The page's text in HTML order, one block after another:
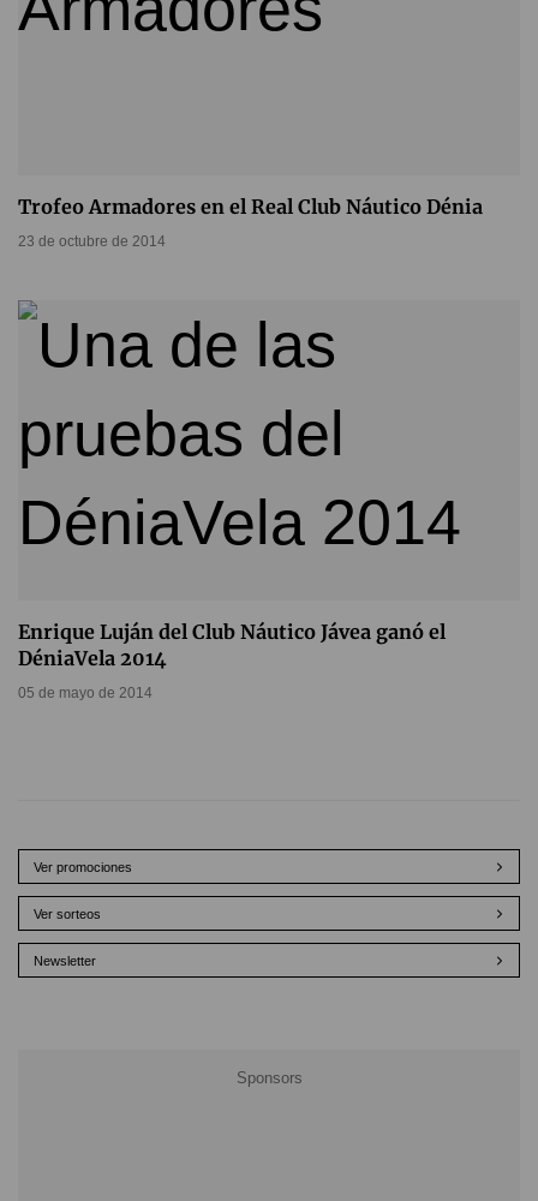
Trofeo Armadores en el Real Club Náutico Dénia
23 de octubre de 2014
Enrique Luján del Club Náutico Jávea ganó el
DéniaVela 2014
05 de mayo de 2014
Ver promociones
Ver sorteos
Newsletter